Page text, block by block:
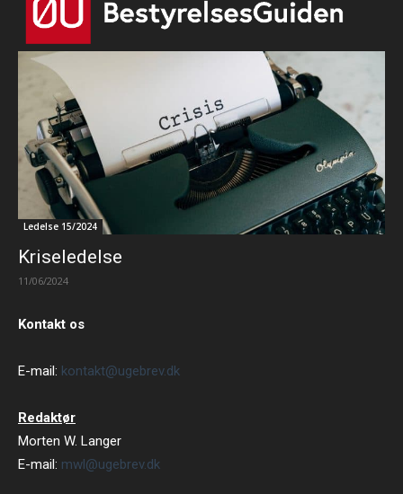
Ledelse 15/2024
Kriseledelse
11/06/2024
Kontakt os
E-mail: kontakt@ugebrev.dk
Redaktør
Morten W. Langer
E-mail: mwl@ugebrev.dk